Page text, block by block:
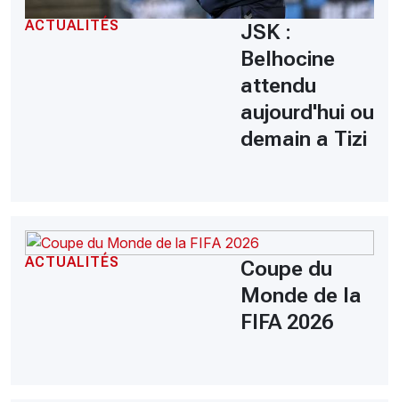
ACTUALITÉS
JSK :
Belhocine
attendu
aujourd'hui ou
demain a Tizi
ACTUALITÉS
Coupe du
Monde de la
FIFA 2026